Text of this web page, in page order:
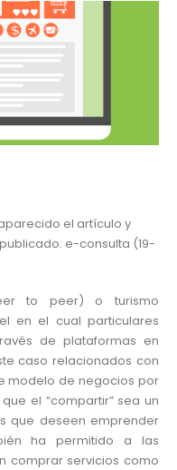
el artículo y
e-consulta (19-
to peer) o turismo
en el cual particulares
de plataformas en
caso relacionados con
modelo de negocios por
el “compartir” sea un
que deseen emprender
ha permitido a las
comprar servicios como